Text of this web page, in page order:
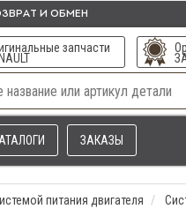
И ОБМЕН
запчасти
ЗАКАЗЫ
питания двигателя